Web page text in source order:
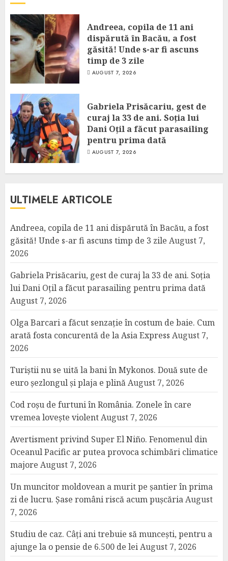
Andreea, copila de 11 ani
dispărută în Bacău, a fost
găsită! Unde s-ar fi ascuns
timp de 3 zile
AUGUST 7, 2026
Gabriela Prisăcariu, gest de
curaj la 33 de ani. Soția lui
Dani Oțil a făcut parasailing
pentru prima dată
AUGUST 7, 2026
ULTIMELE ARTICOLE
Andreea, copila de 11 ani dispărută în Bacău, a fost
găsită! Unde s-ar fi ascuns timp de 3 zile August 7,
2026
Gabriela Prisăcariu, gest de curaj la 33 de ani. Soția
lui Dani Oțil a făcut parasailing pentru prima dată
August 7, 2026
Olga Barcari a făcut senzație în costum de baie. Cum
arată fosta concurentă de la Asia Express August 7,
2026
Turiștii nu se uită la bani în Mykonos. Două sute de
euro șezlongul și plaja e plinăAugust 7, 2026
Cod roșu de furtuni în România. Zonele în care
vremea lovește violentAugust 7, 2026
Avertisment privind Super El Niño. Fenomenul din
Oceanul Pacific ar putea provoca schimbări climatice
majore August 7, 2026
Un muncitor moldovean a murit pe șantier în prima
zi de lucru. Șase români riscă acum pușcăriaAugust
7, 2026
Studiu de caz. Câți ani trebuie să muncești, pentru a
ajunge la o pensie de 6.500 de leiAugust 7, 2026